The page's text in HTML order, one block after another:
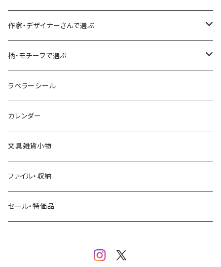
ミモザ
お花・フラワー・グリーン・植物
大枝活版室
星燈社
ミナペルホネン
BGM
eric
SAIEN
田村美紀
パピアプラッツ（作家もの）
大枝活版室
ロール付箋
表現社（作家もの）
Hutte paper works
ヨハク
作家・デザイナーさんで選ぶ
ネクタイ
Hutte paper works
ヨハク
eric
浅野みどり
西淑
柄・モチーフで選ぶ
フルーツ
食べ物・フード・スイーツ
パン・ブレッド
カフェ
コーヒー・飲み物・クリームソーダ
ラベラーシール
カレンダー
文具雑貨小物
ファイル・収納
セール・特価品